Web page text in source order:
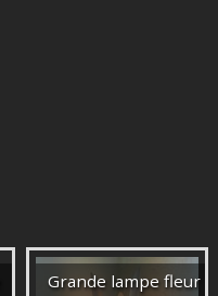
Grande lampe fleur